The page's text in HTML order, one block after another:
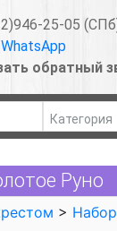
25-05
WhatsApp
обратный
Руно
>